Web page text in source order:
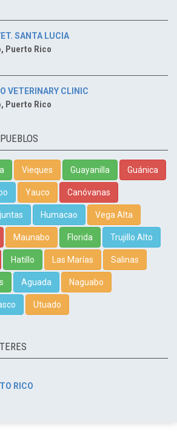
SANTA LUCIA
Puerto Rico
VETERINARY CLINIC
Puerto Rico
Vieques Guayanilla Guánica
Yauco Canóvanas
Humacao Vega Alta
Maunabo Florida Trujillo Alto
Hatillo Las Marías Salinas
Aguada Naguabo
Utuado
RICO